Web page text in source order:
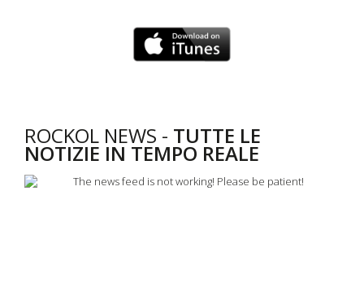
ROCKOL NEWS - TUTTE LE
NOTIZIE IN TEMPO REALE